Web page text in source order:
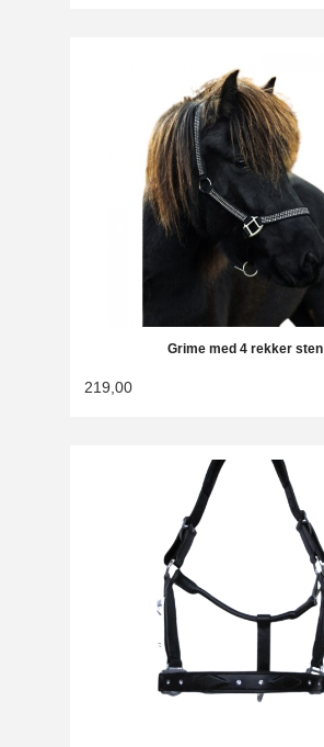
Grime med 4 rekker sten
219,00